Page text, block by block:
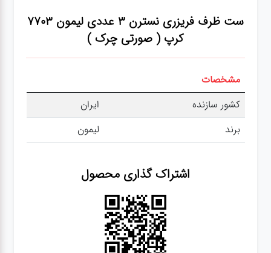
ست ظرف فریزری نسترن 3 عددی لیمون 7703
کرپ ( صورتی چرک )
مشخصات
کشور سازنده
ایران
برند
لیمون
اشتراک گذاری محصول